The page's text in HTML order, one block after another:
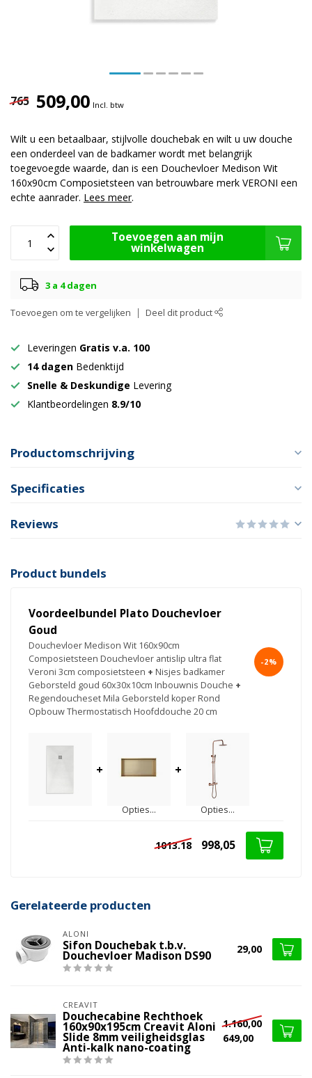
765 509,00 Incl. btw
Wilt u een betaalbaar, stijlvolle douchebak en wilt u uw douche
een onderdeel van de badkamer wordt met belangrijk
toegevoegde waarde, dan is een Douchevloer Medison Wit
160x90cm Composietsteen van betrouwbare merk VERONI een
echte aanrader. Lees meer.
Toevoegen aan mijn
winkelwagen
3 a 4 dagen
Toevoegen om te vergelijken Deel dit product
Leveringen Gratis v.a. 100
14 dagen Bedenktijd
Snelle & Deskundige Levering
Klantbeordelingen 8.9/10
Productomschrijving
Specificaties
Reviews
Product bundels
Voordeelbundel Plato Douchevloer
Goud
Douchevloer Medison Wit 160x90cm
Composietsteen Douchevloer antislip ultra flat
Veroni 3cm composietsteen + Nisjes badkamer
Geborsteld goud 60x30x10cm Inbouwnis Douche +
Regendoucheset Mila Geborsteld koper Rond
Opbouw Thermostatisch Hoofddouche 20 cm
-2%
+
Opties...
+
Opties...
1013.18 998,05
Gerelateerde producten
ALONI
Sifon Douchebak t.b.v.
Douchevloer Madison DS90 29,00
CREAVIT
Douchecabine Rechthoek
160x90x195cm Creavit Aloni
Slide 8mm veiligheidsglas
Anti-kalk nano-coating
1.160,00
649,00